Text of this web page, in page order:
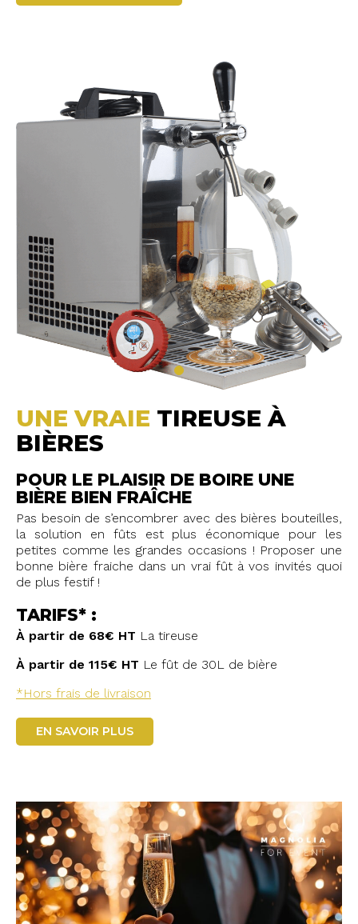
UNE VRAIE TIREUSE À
BIÈRES
POUR LE PLAISIR DE BOIRE UNE
BIÈRE BIEN FRAÎCHE
Pas besoin de s’encombrer avec des bières bouteilles,
la solution en fûts est plus économique pour les
petites comme les grandes occasions ! Proposer une
bonne bière fraiche dans un vrai fût à vos invités quoi
de plus festif !
TARIFS* :
À partir de 68€ HT La tireuse
À partir de 115€ HT Le fût de 30L de bière
*Hors frais de livraison
EN SAVOIR PLUS